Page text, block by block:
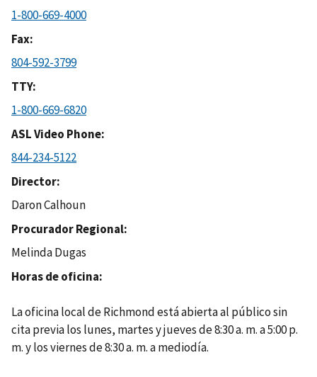
1-800-669-4000
Fax
804-592-3799
TTY
1-800-669-6820
ASL Video Phone
844-234-5122
Director
Daron Calhoun
Procurador Regional
Melinda Dugas
Horas de oficina
La oficina local de Richmond está abierta al público sin
cita previa los lunes, martes y jueves de 8:30 a. m. a 5:00 p.
m. y los viernes de 8:30 a. m. a mediodía.